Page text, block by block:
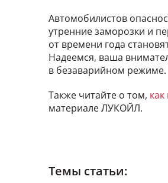
Автомобилистов
утренние заморозки и
от времени года
Надеемся, ваша
в безаварийном режиме.
Также читайте о том,
материале ЛУКОЙЛ.
Темы статьи: